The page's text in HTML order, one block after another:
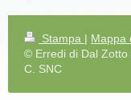
Stampa | Mappa
© Erredi di Dal Zotto
C. SNC